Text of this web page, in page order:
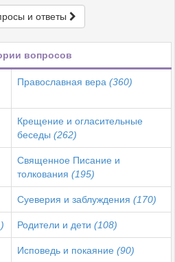
и ответы
вопросов
Православная вера (360)
Крещение и огласительные
беседы (262)
Священное Писание и
толкования (195)
Суеверия и заблуждения (170)
Родители и дети (108)
Исповедь и покаяние (90)